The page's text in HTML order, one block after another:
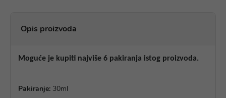
Opis proizvoda
Moguće je kupiti najviše 6 pakiranja istog proizvoda.
Pakiranje: 30ml